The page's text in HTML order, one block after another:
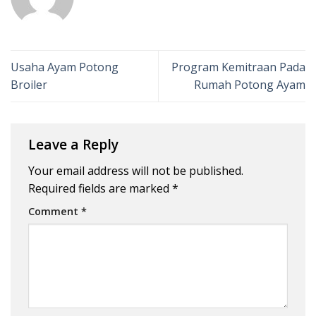
Usaha Ayam Potong
Broiler
Program Kemitraan Pada
Rumah Potong Ayam
Leave a Reply
Your email address will not be published.
Required fields are marked *
Comment *